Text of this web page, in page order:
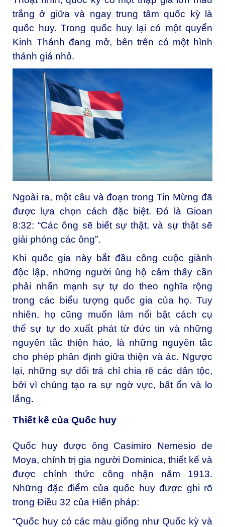
trắng ở giữa và ngay trung tâm quốc kỳ là
quốc huy. Trong quốc huy lại có một quyển
Kinh Thánh đang mở, bên trên có một hình
thánh giá nhỏ.
Ngoài ra, một câu và đoạn trong Tin Mừng đã
được lựa chọn cách đặc biệt. Đó là Gioan
8:32: “Các ông sẽ biết sự thật, và sự thật sẽ
giải phóng các ông”.
Khi quốc gia này bắt đầu công cuộc giành
độc lập, những người ủng hộ cảm thấy cần
phải nhấn mạnh sự tự do theo nghĩa rộng
trong các biểu tượng quốc gia của họ. Tuy
nhiên, họ cũng muốn làm nổi bật cách cụ
thểsự tự do xuất phát từ đức tin và những
nguyên tắc thiện hảo, là những nguyên tắc
cho phép phân định giữa thiện và ác. Ngược
lại, những sự dối trá chỉ chia rẽ các dân tộc,
bởi vì chúng tạo ra sự ngờ vực, bất ổn và lo
lắng.
Thiết kế của Quốc huy
Quốc huy được ông Casimiro Nemesio de
Moya, chính trị gia người Dominica, thiết kế và
được chính thức công nhận năm 1913.
Những đặc điểm của quốc huy được ghi rõ
trong Điều 32 của Hiến pháp:
“Quốc huy có các màu giống như Quốc kỳ và